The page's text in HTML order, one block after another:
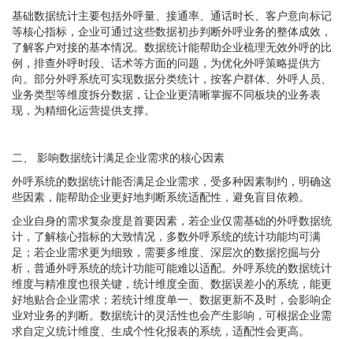
基础数据统计主要包括外呼量、接通率、通话时长、客户意向标记
等核心指标，企业可通过这些数据初步判断外呼业务的整体成效，
了解客户对接的基本情况。数据统计能帮助企业梳理无效外呼的比
例，排查外呼时段、话术等方面的问题，为优化外呼策略提供方
向。部分外呼系统可实现数据分类统计，按客户群体、外呼人员、
业务类型等维度拆分数据，让企业更清晰掌握不同板块的业务表
现，为精细化运营提供支撑。
二、
影响数据统计满足企业需求的核心因素
外呼系统的数据统计能否满足企业需求，受多种因素制约，明确这
些因素，能帮助企业更好地判断系统适配性，避免盲目依赖。
企业自身的需求复杂度是首要因素，若企业仅需基础的外呼数据统
计，了解核心指标的大致情况，多数外呼系统的统计功能均可满
足；若企业需求更为细致，需要多维度、深层次的数据挖掘与分
析，普通外呼系统的统计功能可能难以适配。外呼系统的数据统计
维度与精准度也很关键，统计维度全面、数据误差小的系统，能更
好地贴合企业需求；若统计维度单一、数据更新不及时，会影响企
业对业务的判断。数据统计的灵活性也会产生影响，可根据企业需
求自定义统计维度、生成个性化报表的系统，适配性会更高。